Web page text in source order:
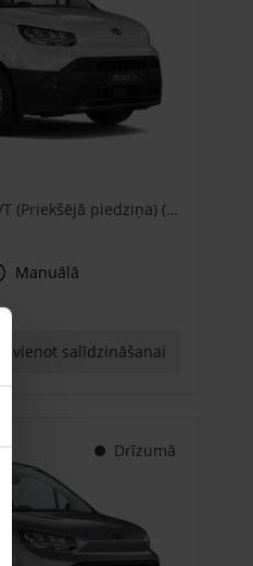
Professional Plus 1.2 Turbo M/T (Priekšējā piedziņa) (81 kW)
Manuālā
Pievienot salīdzināšanai
Drīzumā